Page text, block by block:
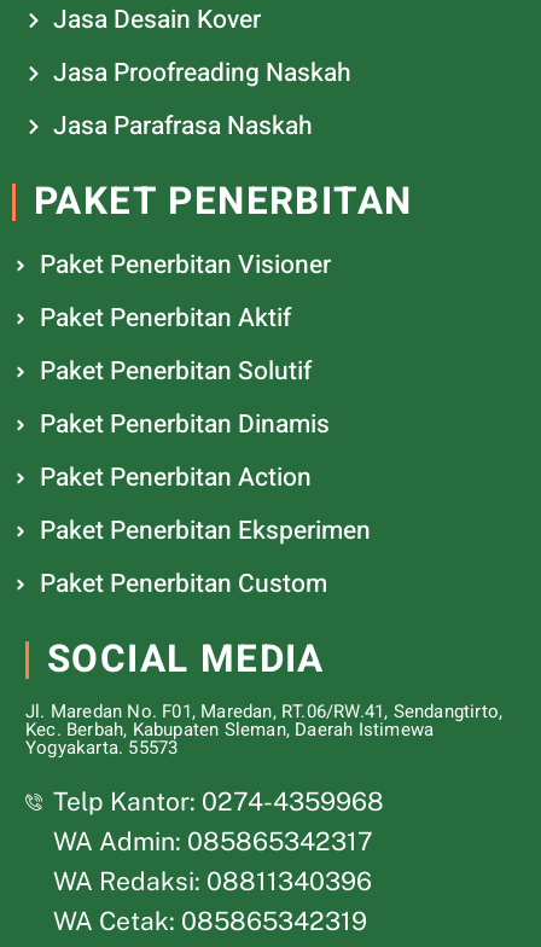
Jasa Desain Kover
Jasa Proofreading Naskah
Jasa Parafrasa Naskah
PAKET PENERBITAN
Paket Penerbitan Visioner
Paket Penerbitan Aktif
Paket Penerbitan Solutif
Paket Penerbitan Dinamis
Paket Penerbitan Action
Paket Penerbitan Eksperimen
Paket Penerbitan Custom
SOCIAL MEDIA
Jl. Maredan No. F01, Maredan, RT.06/RW.41, Sendangtirto,
Kec. Berbah, Kabupaten Sleman, Daerah Istimewa
Yogyakarta. 55573
Telp Kantor: 0274-4359968
WA Admin: 085865342317
WA Redaksi: 08811340396
WA Cetak: 085865342319